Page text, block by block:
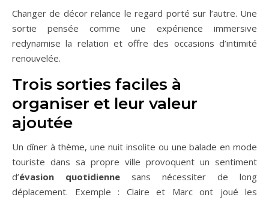
Changer de décor relance le regard porté sur l’autre. Une
sortie pensée comme une expérience immersive
redynamise la relation et offre des occasions d’intimité
renouvelée.
Trois sorties faciles à
organiser et leur valeur
ajoutée
Un dîner à thème, une nuit insolite ou une balade en mode
touriste dans sa propre ville provoquent un sentiment
d’évasion quotidienne sans nécessiter de long
déplacement. Exemple : Claire et Marc ont joué les